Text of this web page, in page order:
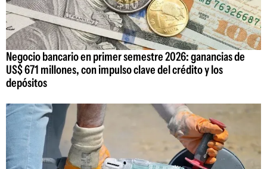
Negocio bancario en primer semestre 2026: ganancias de
US$ 671 millones, con impulso clave del crédito y los
depósitos